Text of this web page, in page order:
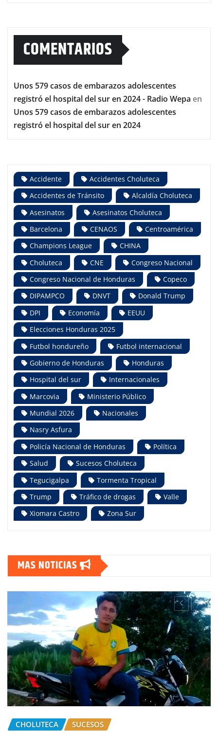
COMENTARIOS
Unos 579 casos de embarazos adolescentes
registró el hospital del sur en 2024 - Radio Wepa en
Unos 579 casos de embarazos adolescentes
registró el hospital del sur en 2024
Accidente
Accidentes Choluteca
Accidentes de Tránsito
Alcaldía Choluteca
Asesinatos
Asesinatos Choluteca
Barcelona
CENAOS
Centroamérica
Champions League
CHINA
Choluteca
CNE
Congreso Nacional
Congreso Nacional de Honduras
Copeco
DIPAMPCO
DNVT
Donald Trump
DPI
Economía
EEUU
Elecciones Honduras 2025
Futbol hondureño
Futbol internacional
Gobierno de Honduras
Honduras
Hospital del sur
Internacionales
Marcovia
Ministerio Público
Mundial 2026
Nacionales
Nasry Asfura
Policía Nacional de Honduras
Política
Salud
Sucesos Choluteca
Tegucigalpa
Tormenta Tropical
Trump
Tráfico de drogas
Valle
Xiomara Castro
Zona Sur
MAS NOTICIAS